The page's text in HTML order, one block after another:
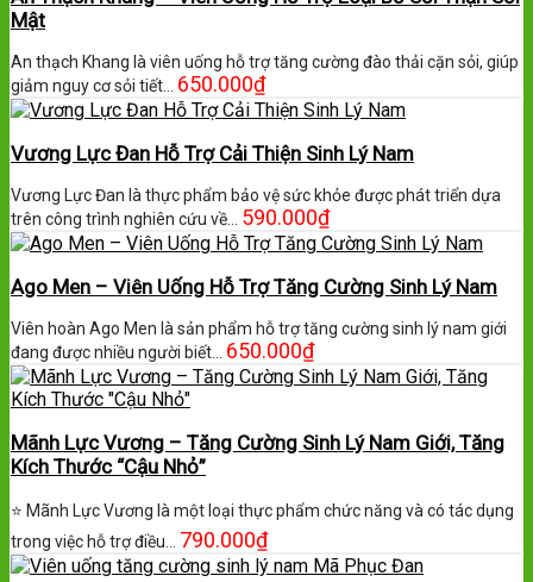
Mật
An thạch Khang là viên uống hỗ trợ tăng cường đào thải cặn sỏi, giúp
giảm nguy cơ sỏi tiết… 650.000₫
Vương Lực Đan Hỗ Trợ Cải Thiện Sinh Lý Nam
Vương Lực Đan là thực phẩm bảo vệ sức khỏe được phát triển dựa
trên công trình nghiên cứu về… 590.000₫
Ago Men – Viên Uống Hỗ Trợ Tăng Cường Sinh Lý Nam
Viên hoàn Ago Men là sản phẩm hỗ trợ tăng cường sinh lý nam giới
đang được nhiều người biết… 650.000₫
Mãnh Lực Vương – Tăng Cường Sinh Lý Nam Giới, Tăng
Kích Thước “Cậu Nhỏ”
⭐ Mãnh Lực Vương là một loại thực phẩm chức năng và có tác dụng
trong việc hỗ trợ điều… 790.000₫